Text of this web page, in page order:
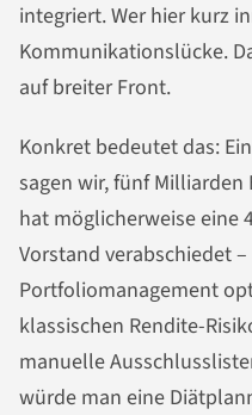
integriert. Wer hier kurz
Kommunikationslücke.
auf breiter Front.
Konkret bedeutet das:
sagen wir, fünf
hat möglicherweise eine
Vorstand verabschiedet
Portfoliomanagement
klassischen Rendite-
manuelle
würde man eine